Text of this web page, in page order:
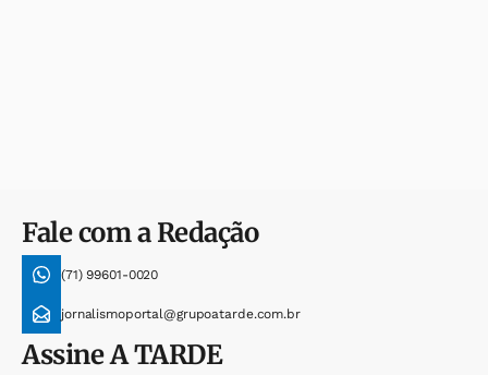
Fale com a Redação
(71) 99601-0020
jornalismoportal@grupoatarde.com.br
AssineA TARDE